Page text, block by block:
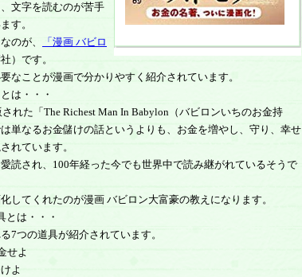
文字を読むのが苦手
す。
のが、
「漫画 バビロ
社）です。
なことが漫画で分かりやすく紹介されています。
は・・・
れた「The Richest Man In Babylon（バビロンいちのお金持
単なるお金儲けの話というよりも、お金を増やし、守り、幸せ
れています。
読され、100年経った今でも世界中で読み継がれているそうで
してくれたのが漫画 バビロン大富豪の教えになります。
とは・・・
7つの道具が紹介されています。
せよ
よ